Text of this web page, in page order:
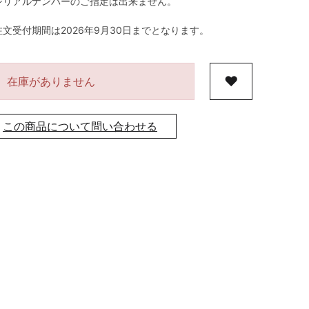
受付期間は2026年9月30日までとなります。
在庫がありません
この商品について問い合わせる